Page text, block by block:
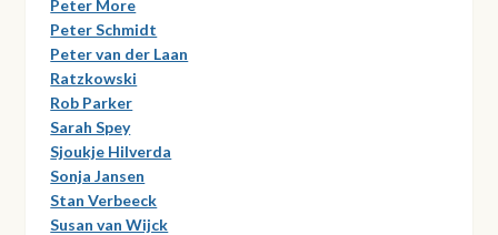
Peter More
Peter Schmidt
Peter van der Laan
Ratzkowski
Rob Parker
Sarah Spey
Sjoukje Hilverda
Sonja Jansen
Stan Verbeeck
Susan van Wijck